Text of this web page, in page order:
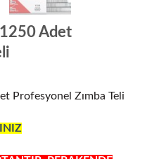
Adet
Profesyonel Zımba Teli